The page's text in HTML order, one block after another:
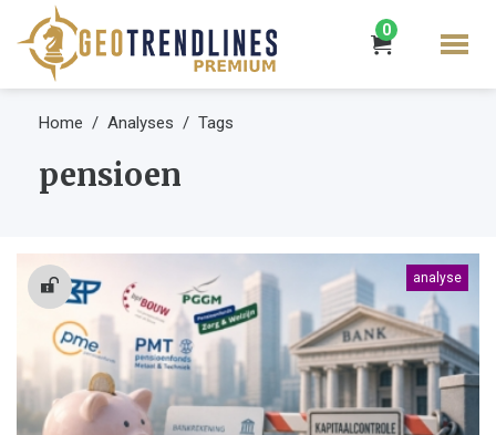
0
Home Analyses Tags
pensioen
analyse